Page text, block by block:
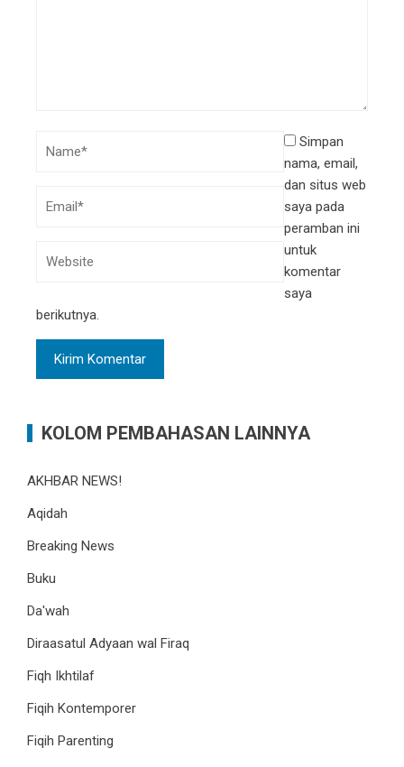
Simpan
nama, email,
dan situs web
saya pada
peramban ini
untuk
komentar
saya
berikutnya.
KOLOM PEMBAHASAN LAINNYA
AKHBAR NEWS!
Aqidah
Breaking News
Buku
Da'wah
Diraasatul Adyaan wal Firaq
Fiqh Ikhtilaf
Fiqih Kontemporer
Fiqih Parenting